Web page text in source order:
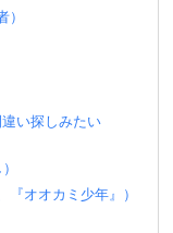
い探しみたい
オオカミ少年』）